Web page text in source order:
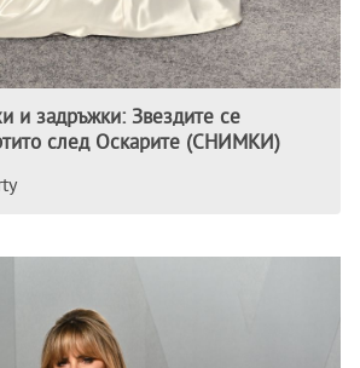
и задръжки: Звездите се
след Оскарите (СНИМКИ)